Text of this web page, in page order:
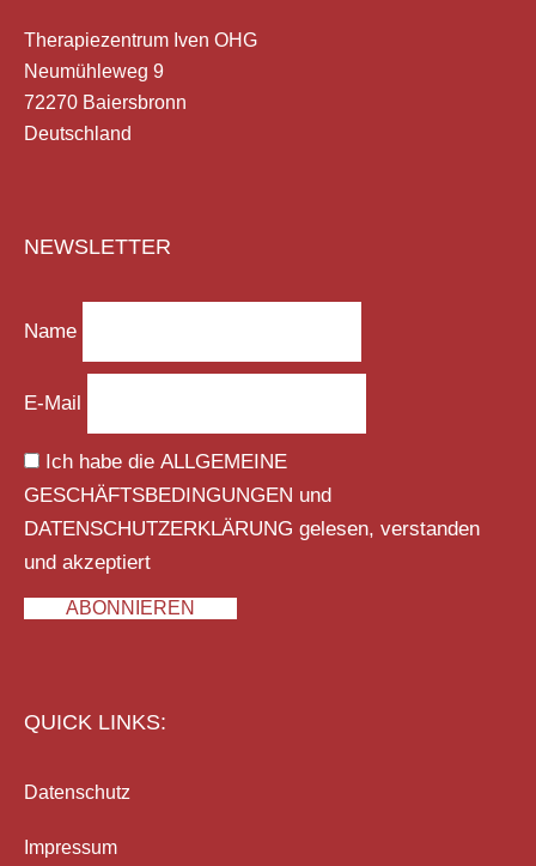
Therapiezentrum Iven OHG
Neumühleweg 9
72270 Baiersbronn
Deutschland
NEWSLETTER
Name
E-Mail
Ich habe dieALLGEMEINE
GESCHÄFTSBEDINGUNGEN und
DATENSCHUTZERKLÄRUNG gelesen, verstanden
und akzeptiert
ABONNIEREN
QUICK LINKS:
Datenschutz
Impressum